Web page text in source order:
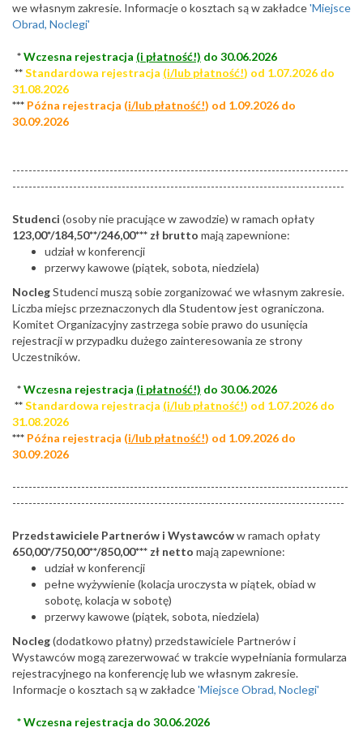
we własnym zakresie. Informacje o kosztach są w zakładce'Miejsce
Obrad, Noclegi'
*Wczesna rejestracja (i płatność!) do 30.06.2026
**Standardowa rejestracja (i/lub płatność!) od 1.07.2026 do
31.08.2026
*** Późna rejestracja (i/lub płatność!) od 1.09.2026 do
30.09.2026
-----------------------------------------------------------------------------------
----------------------------------------------------------------------------------
Studenci (osoby nie pracujące w zawodzie) w ramach opłaty
123,00*/184,50**/246,00*** zł brutto mają zapewnione:
udział w konferencji
przerwy kawowe (piątek, sobota, niedziela)
NoclegStudenci muszą sobie zorganizować we własnym zakresie.
Liczba miejsc przeznaczonych dla Studentow jest ograniczona.
Komitet Organizacyjny zastrzega sobie prawo do usunięcia
rejestracji w przypadku dużego zainteresowania ze strony
Uczestników.
*Wczesna rejestracja (i płatność!) do 30.06.2026
**Standardowa rejestracja (i/lub płatność!) od 1.07.2026 do
31.08.2026
*** Późna rejestracja (i/lub płatność!) od 1.09.2026 do
30.09.2026
-----------------------------------------------------------------------------------
----------------------------------------------------------------------------------
Przedstawiciele Partnerów i Wystawcóww ramach opłaty
650,00*/750,00**/850,00*** zł netto mają zapewnione:
udział w konferencji
pełne wyżywienie (kolacja uroczysta w piątek, obiad w
sobotę, kolacja w sobotę)
przerwy kawowe (piątek, sobota, niedziela)
Nocleg(dodatkowo płatny) przedstawiciele Partnerów i
Wystawców mogą zarezerwować w trakcie wypełniania formularza
rejestracyjnego na konferencję lub we własnym zakresie.
Informacje o kosztach są w zakładce'Miejsce Obrad, Noclegi'
* Wczesna rejestracja do 30.06.2026